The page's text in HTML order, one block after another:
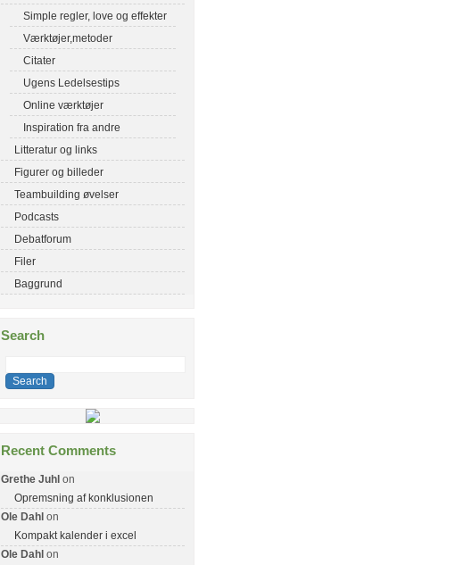
Simple regler, love og effekter
Værktøjer,metoder
Citater
Ugens Ledelsestips
Online værktøjer
Inspiration fra andre
Litteratur og links
Figurer og billeder
Teambuilding øvelser
Podcasts
Debatforum
Filer
Baggrund
Search
Recent Comments
Grethe Juhl on
Opremsning af konklusionen
Ole Dahl on
Kompakt kalender i excel
Ole Dahl on